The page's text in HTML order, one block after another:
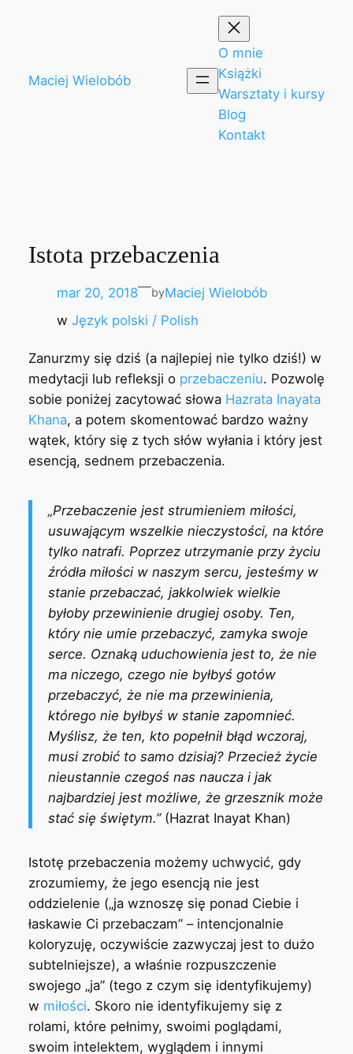
Maciej Wielobób
O mnie
Książki
Warsztaty i kursy
Blog
Kontakt
Istota przebaczenia
mar 20, 2018—byMaciej Wielobób
w Język polski / Polish
Zanurzmy się dziś (a najlepiej nie tylko dziś!) w
medytacji lub refleksji o przebaczeniu. Pozwolę
sobie poniżej zacytować słowa Hazrata Inayata
Khana, a potem skomentować bardzo ważny
wątek, który się z tych słów wyłania i który jest
esencją, sednem przebaczenia.
„Przebaczenie jest strumieniem miłości,
usuwającym wszelkie nieczystości, na które
tylko natrafi. Poprzez utrzymanie przy życiu
źródła miłości w naszym sercu, jesteśmy w
stanie przebaczać, jakkolwiek wielkie
byłoby przewinienie drugiej osoby. Ten,
który nie umie przebaczyć, zamyka swoje
serce. Oznaką uduchowienia jest to, że nie
ma niczego, czego nie byłbyś gotów
przebaczyć, że nie ma przewinienia,
którego nie byłbyś w stanie zapomnieć.
Myślisz, że ten, kto popełnił błąd wczoraj,
musi zrobić to samo dzisiaj? Przecież życie
nieustannie czegoś nas naucza i jak
najbardziej jest możliwe, że grzesznik może
stać się świętym.” (Hazrat Inayat Khan)
Istotę przebaczenia możemy uchwycić, gdy
zrozumiemy, że jego esencją nie jest
oddzielenie („ja wznoszę się ponad Ciebie i
łaskawie Ci przebaczam” – intencjonalnie
koloryzuję, oczywiście zazwyczaj jest to dużo
subtelniejsze), a właśnie rozpuszczenie
swojego „ja” (tego z czym się identyfikujemy)
w miłości. Skoro nie identyfikujemy się z
rolami, które pełnimy, swoimi poglądami,
swoim intelektem, wyglądem i innymi